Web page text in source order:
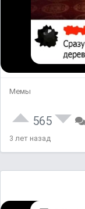
Мемы
565
3 лет назад